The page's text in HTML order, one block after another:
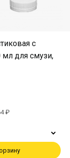
с
для смузи,
₽